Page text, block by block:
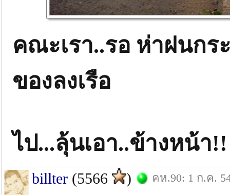
คณะเรา..รอ ห่าฝนกร
ของลงเรือ
ไป...ลุ้นเอา..ข้างหน้า!!
billter (5566 ) คห.90: 1 ก.ค.